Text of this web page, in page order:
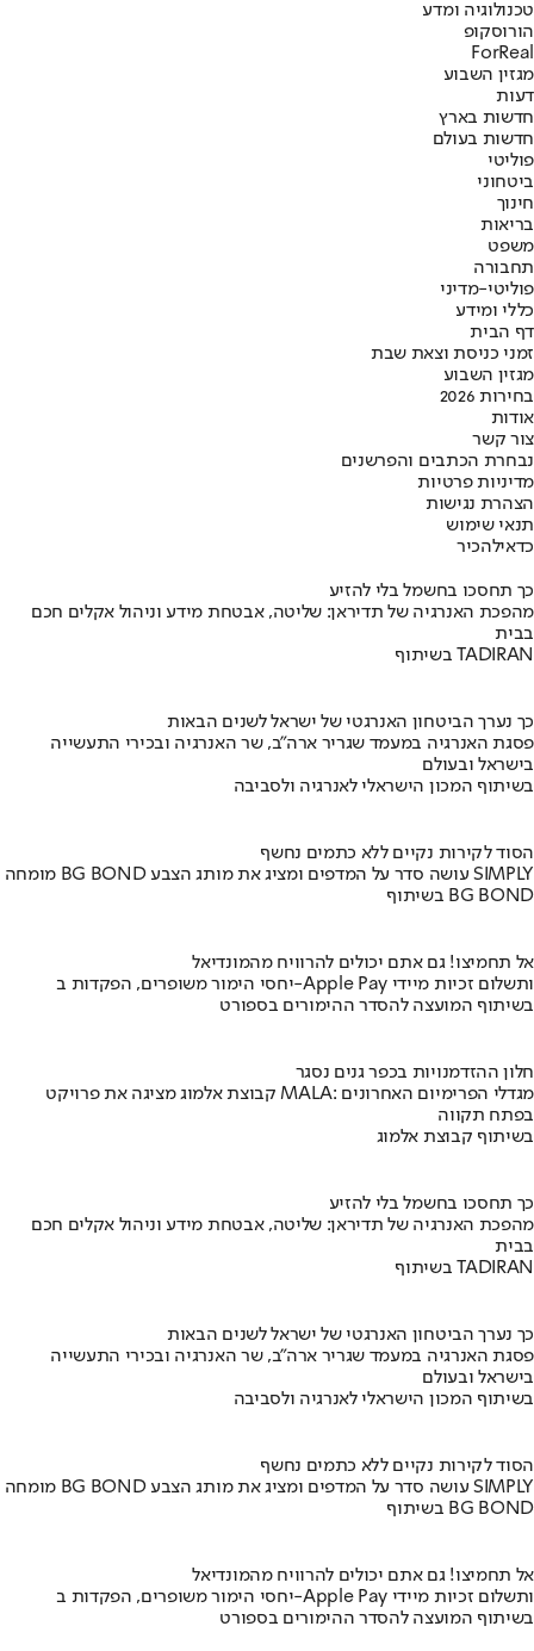
טכנולוגיה ומדע
הורוסקופ
ForReal
מגזין השבוע
דעות
חדשות בארץ
חדשות בעולם
פוליטי
ביטחוני
חינוך
בריאות
משפט
תחבורה
פוליטי-מדיני
כללי ומידע
דף הבית
זמני כניסת וצאת שבת
מגזין השבוע
בחירות 2026
אודות
צור קשר
נבחרת הכתבים והפרשנים
מדיניות פרטיות
הצהרת נגישות
תנאי שימוש
כדאילהכיר
כך תחסכו בחשמל בלי להזיע
מהפכת האנרגיה של תדיראן: שליטה, אבטחת מידע וניהול אקלים חכם
בבית
בשיתוף TADIRAN
כך נערך הביטחון האנרגטי של ישראל לשנים הבאות
פסגת האנרגיה במעמד שגריר ארה"ב, שר האנרגיה ובכירי התעשייה
בישראל ובעולם
בשיתוף המכון הישראלי לאנרגיה ולסביבה
הסוד לקירות נקיים ללא כתמים נחשף
מומחה BG BOND עושה סדר על המדפים ומציג את מותג הצבע SIMPLY
בשיתוף BG BOND
אל תחמיצו! גם אתם יכולים להרוויח מהמונדיאל
יחסי הימור משופרים, הפקדות ב-Apple Pay ותשלום זכיות מיידי
בשיתוף המועצה להסדר ההימורים בספורט
חלון ההזדמנויות בכפר גנים נסגר
קבוצת אלמוג מציגה את פרויקט MALA: מגדלי הפרימיום האחרונים
בפתח תקווה
בשיתוף קבוצת אלמוג
כך תחסכו בחשמל בלי להזיע
מהפכת האנרגיה של תדיראן: שליטה, אבטחת מידע וניהול אקלים חכם
בבית
בשיתוף TADIRAN
כך נערך הביטחון האנרגטי של ישראל לשנים הבאות
פסגת האנרגיה במעמד שגריר ארה"ב, שר האנרגיה ובכירי התעשייה
בישראל ובעולם
בשיתוף המכון הישראלי לאנרגיה ולסביבה
הסוד לקירות נקיים ללא כתמים נחשף
מומחה BG BOND עושה סדר על המדפים ומציג את מותג הצבע SIMPLY
בשיתוף BG BOND
אל תחמיצו! גם אתם יכולים להרוויח מהמונדיאל
יחסי הימור משופרים, הפקדות ב-Apple Pay ותשלום זכיות מיידי
בשיתוף המועצה להסדר ההימורים בספורט